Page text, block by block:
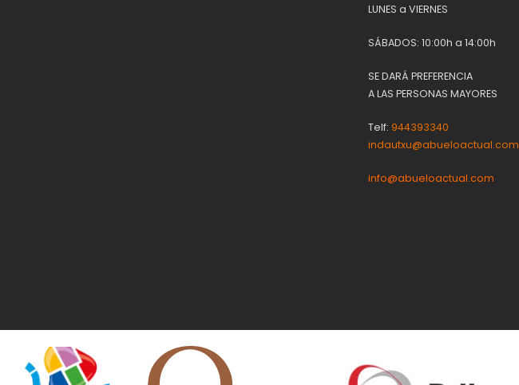
LUNES a VIERNES
SÁBADOS: 10:00h a 14:00h
SE DARÁ PREFERENCIA
A LAS PERSONAS MAYORES
Telf:944393340
indautxu@abueloactual.com
info@abueloactual.com